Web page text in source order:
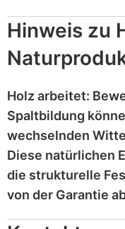
Hinweis zu
Holz arbeitet:
Spaltbildung
wechselnden
Diese natürlichen
die strukturelle
von der Garantie